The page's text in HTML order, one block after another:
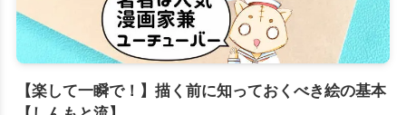
【楽して一瞬で！】描く前に知っておくべき絵の基本